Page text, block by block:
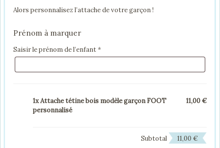
Alors personnalisez l’attache de votre garçon !
Prénom à marquer
Saisir le prénom de l’enfant*
1x Attache tétine bois modèle garçon FOOT
personnalisé
11,00 €
Subtotal 11,00 €